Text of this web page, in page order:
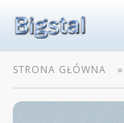
STRONA GŁÓWNA »